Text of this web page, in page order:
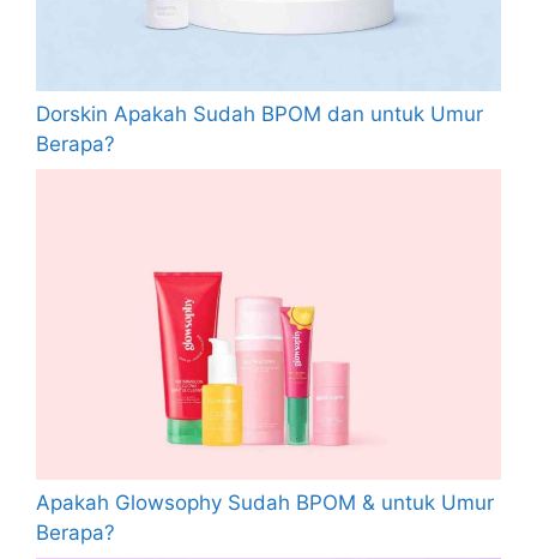
Dorskin Apakah Sudah BPOM dan untuk Umur
Berapa?
Apakah Glowsophy Sudah BPOM & untuk Umur
Berapa?